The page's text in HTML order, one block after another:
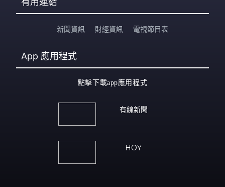
有用連結
新聞資訊 財經資訊 電視節目表
App 應用程式
點擊下載app應用程式
有線新聞
HOY